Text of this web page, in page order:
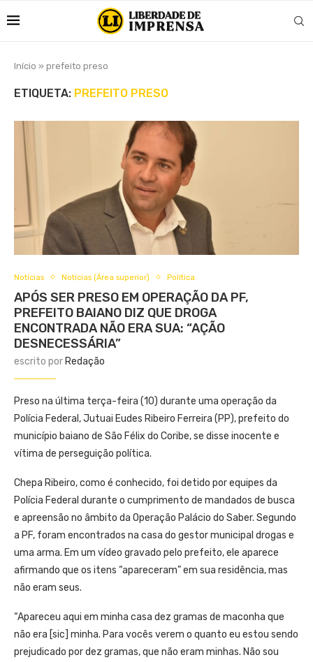
Início » prefeito preso
ETIQUETA: PREFEITO PRESO
Notícias Notícias (Área superior) Política
APÓS SER PRESO EM OPERAÇÃO DA PF,
PREFEITO BAIANO DIZ QUE DROGA
ENCONTRADA NÃO ERA SUA: “AÇÃO
DESNECESSÁRIA”
escrito por Redação
Preso na última terça-feira (10) durante uma operação da
Polícia Federal, Jutuai Eudes Ribeiro Ferreira (PP), prefeito do
município baiano de São Félix do Coribe, se disse inocente e
vítima de perseguição política.
Chepa Ribeiro, como é conhecido, foi detido por equipes da
Polícia Federal durante o cumprimento de mandados de busca
e apreensão no âmbito da Operação Palácio do Saber. Segundo
a PF, foram encontrados na casa do gestor municipal drogas e
uma arma. Em um vídeo gravado pelo prefeito, ele aparece
afirmando que os itens “apareceram” em sua residência, mas
não eram seus.
“Apareceu aqui em minha casa dez gramas de maconha que
não era [sic] minha. Para vocês verem o quanto eu estou sendo
prejudicado por dez gramas, que não eram minhas. Não sou